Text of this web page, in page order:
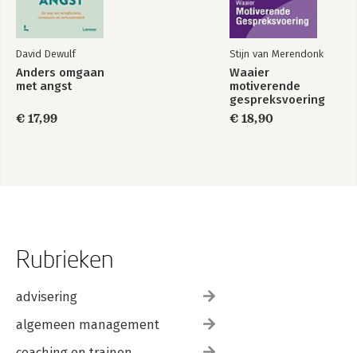
David Dewulf
Anders omgaan
met angst
€ 17,99
Stijn van Merendonk
Waaier
motiverende
gespreksvoering
€ 18,90
Rubrieken
advisering
algemeen management